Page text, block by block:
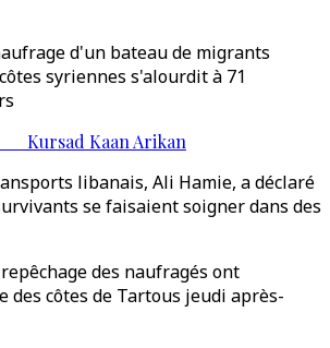
d'un bateau de migrants
syriennes s'alourdit à 71
Kursad Kaan Arikan
libanais, Ali Hamie, a déclaré
se faisaient soigner dans des
des naufragés ont
des côtes de Tartous jeudi après-